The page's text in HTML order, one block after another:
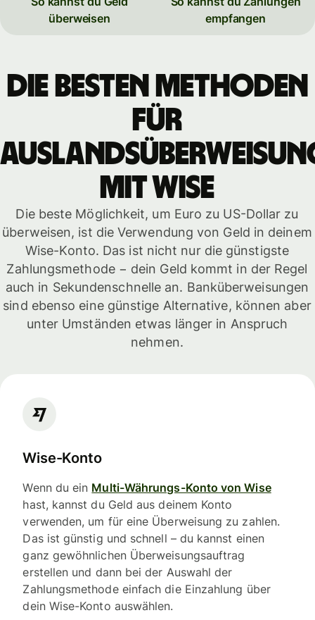
überweisen
empfangen
Die besten Methoden
für
mit WISE
Die beste Möglichkeit, um Euro zu US-Dollar zu
überweisen, ist die Verwendung von Geld in deinem
Wise-Konto. Das ist nicht nur die günstigste
Zahlungsmethode − dein Geld kommt in der Regel
auch in Sekundenschnelle an. Banküberweisungen
sind ebenso eine günstige Alternative, können aber
unter Umständen etwas länger in Anspruch
nehmen.
Wise-Konto
Wenn du ein Multi-Währungs-Konto von Wise
hast, kannst du Geld aus deinem Konto
verwenden, um für eine Überweisung zu zahlen.
Das ist günstig und schnell – du kannst einen
ganz gewöhnlichen Überweisungsauftrag
erstellen und dann bei der Auswahl der
Zahlungsmethode einfach die Einzahlung über
dein Wise-Konto auswählen.